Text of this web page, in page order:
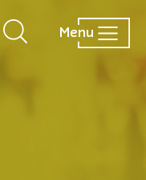
Menu